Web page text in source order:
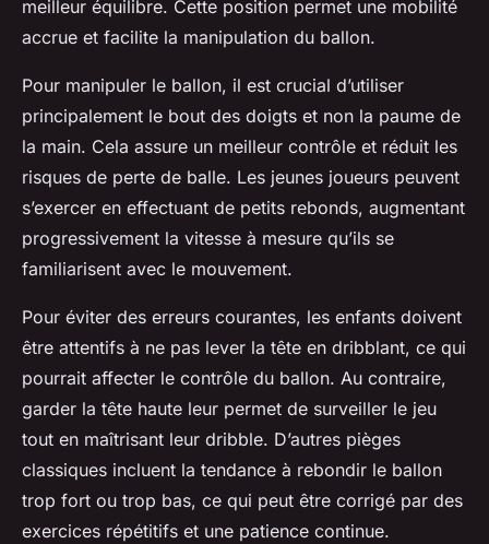
meilleur équilibre. Cette position permet une mobilité
accrue et facilite la manipulation du ballon.
Pour manipuler le ballon, il est crucial d’utiliser
principalement le bout des doigts et non la paume de
la main. Cela assure un meilleur contrôle et réduit les
risques de perte de balle. Les jeunes joueurs peuvent
s’exercer en effectuant de petits rebonds, augmentant
progressivement la vitesse à mesure qu’ils se
familiarisent avec le mouvement.
Pour éviter des erreurs courantes, les enfants doivent
être attentifs à ne pas lever la tête en dribblant, ce qui
pourrait affecter le contrôle du ballon. Au contraire,
garder la tête haute leur permet de surveiller le jeu
tout en maîtrisant leur dribble. D’autres pièges
classiques incluent la tendance à rebondir le ballon
trop fort ou trop bas, ce qui peut être corrigé par des
exercices répétitifs et une patience continue.